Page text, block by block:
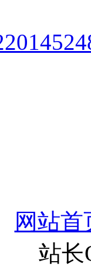
网站首
站